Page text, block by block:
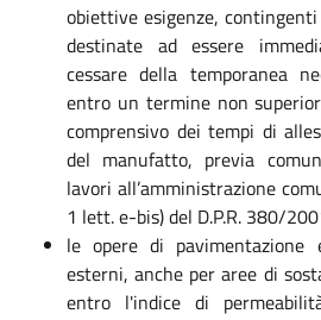
obiettive esigenze,
destinate ad essere
cessare della temporanea
entro un termine non
comprensivo dei tempi di
del manufatto, previa
lavori all’amministrazione
1 lett. e-bis) del D.P.R. 380/
le opere di
esterni, anche per aree di
entro l'indice di